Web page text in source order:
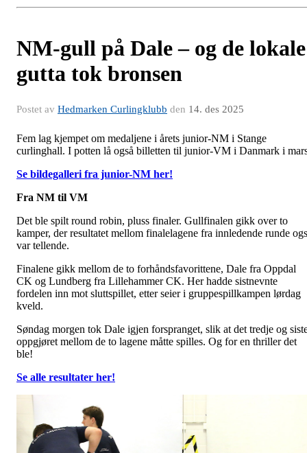
NM-gull på Dale – og de lokale
gutta tok bronsen
Postet av Hedmarken Curlingklubb den 14. des 2025
Fem lag kjempet om medaljene i årets junior-NM i Stange
curlinghall. I potten lå også billetten til junior-VM i Danmark i
Se bildegalleri fra junior-NM her!
Fra NM til VM
Det ble spilt round robin, pluss finaler. Gullfinalen gikk over to
kamper, der resultatet mellom finalelagene fra innledende runde
var tellende.
Finalene gikk mellom de to forhåndsfavorittene, Dale fra Oppdal
CK og Lundberg fra Lillehammer CK. Her hadde sistnevnte
fordelen inn mot sluttspillet, etter seier i gruppespillkampen lørdag
kveld.
Søndag morgen tok Dale igjen forspranget, slik at det tredje og
oppgjøret mellom de to lagene måtte spilles. Og for en thriller det
ble!
Se alle resultater her!